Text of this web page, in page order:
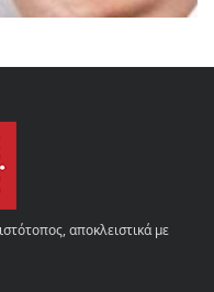
αποκλειστικά με